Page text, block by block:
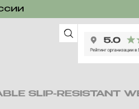
SLIP-RESISTANT